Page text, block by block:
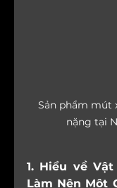
Sản phẩm mút
nặng tại
1. Hiểu về
Làm Nên Một